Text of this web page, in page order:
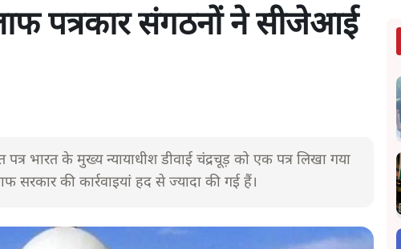
पत्रकार संगठनों ने सीजेआई
भारत के मुख्य न्यायाधीश डीवाई चंद्रचूड़ को एक पत्र लिखा गया
सरकार की कार्रवाइयां हद से ज्यादा की गई हैं।